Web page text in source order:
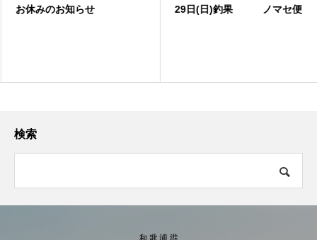
お休みのお知らせ 29日(日)釣果 ノマセ便
検索